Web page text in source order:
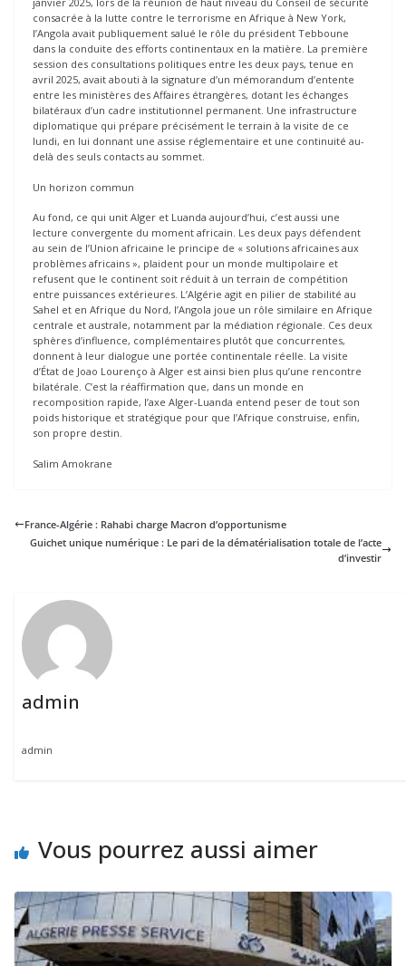
consacrée à la lutte contre le terrorisme en Afrique à New York,
l’Angola avait publiquement salué le rôle du président Tebboune
dans la conduite des efforts continentaux en la matière. La première
session des consultations politiques entre les deux pays, tenue en
avril 2025, avait abouti à la signature d’un mémorandum d’entente
entre les ministères des Affaires étrangères, dotant les échanges
bilatéraux d’un cadre institutionnel permanent. Une infrastructure
diplomatique qui prépare précisément le terrain à la visite de ce
lundi, en lui donnant une assise réglementaire et une continuité au-
delà des seuls contacts au sommet.
Un horizon commun
Au fond, ce qui unit Alger et Luanda aujourd’hui, c’est aussi une
lecture convergente du moment africain. Les deux pays défendent
au sein de l’Union africaine le principe de « solutions africaines aux
problèmes africains », plaident pour un monde multipolaire et
refusent que le continent soit réduit à un terrain de compétition
entre puissances extérieures. L’Algérie agit en pilier de stabilité au
Sahel et en Afrique du Nord, l’Angola joue un rôle similaire en Afrique
centrale et australe, notamment par la médiation régionale. Ces deux
sphères d’influence, complémentaires plutôt que concurrentes,
donnent à leur dialogue une portée continentale réelle. La visite
d’État de Joao Lourenço à Alger est ainsi bien plus qu’une rencontre
bilatérale. C’est la réaffirmation que, dans un monde en
recomposition rapide, l’axe Alger-Luanda entend peser de tout son
poids historique et stratégique pour que l’Afrique construise, enfin,
son propre destin.
Salim Amokrane
France-Algérie : Rahabi charge Macron d’opportunisme
Guichet unique numérique : Le pari de la dématérialisation totale de l’acte
d’investir
admin
admin
Vous pourrez aussi aimer